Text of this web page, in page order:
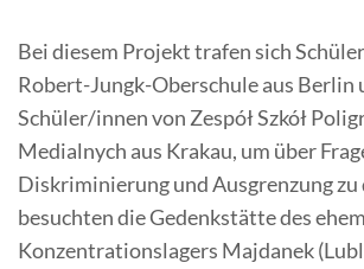
Bei diesem Projekt trafen sich
Robert-Jungk-Oberschule aus Berlin
Schüler/innen von Zespół Szkół
Medialnych aus Krakau, um über
Diskriminierung und Ausgrenzung
besuchten die Gedenkstätte des
Konzentrationslagers Majdanek